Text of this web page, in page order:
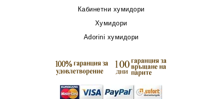
Кабинетни хумидори
Хумидори
Adorini хумидори